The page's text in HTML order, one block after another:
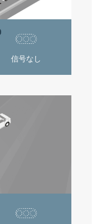
信号なし